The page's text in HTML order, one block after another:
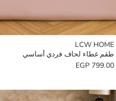
LCW HOME
طقم غطاء لحاف فردي أساسي
799.00 EGP